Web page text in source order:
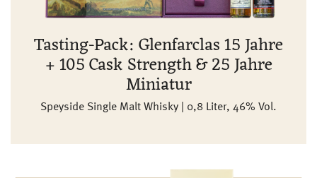
Tasting-Pack: Glenfarclas 15 Jahre
+ 105 Cask Strength & 25 Jahre
Miniatur
Speyside Single Malt Whisky | 0,8 Liter, 46% Vol.